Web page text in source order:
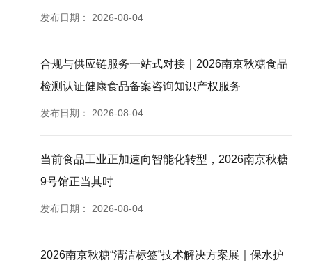
发布日期： 2026-08-04
合规与供应链服务一站式对接｜2026南京秋糖食品
检测认证健康食品备案咨询知识产权服务
发布日期： 2026-08-04
当前食品工业正加速向智能化转型，2026南京秋糖
9号馆正当其时
发布日期： 2026-08-04
2026南京秋糖“清洁标签”技术解决方案展｜保水护